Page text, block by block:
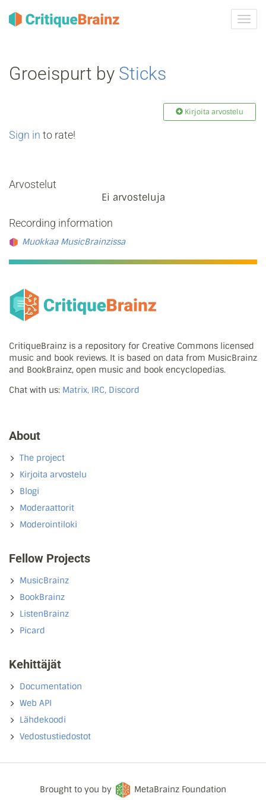
Groeispurt by Sticks
Kirjoita arvostelu
Sign in to rate!
Arvostelut
Ei arvosteluja
Recording information
Muokkaa MusicBrainzissa
CritiqueBrainz is a repository for Creative Commons licensed
music and book reviews. It is based on data from MusicBrainz
and BookBrainz, open music and book encyclopedias.
Chat with us: Matrix, IRC, Discord
About
The project
Kirjoita arvostelu
Blogi
Moderaattorit
Moderointiloki
Fellow Projects
MusicBrainz
BookBrainz
ListenBrainz
Picard
Kehittäjät
Documentation
Web API
Lähdekoodi
Vedostustiedostot
Brought to you by MetaBrainz Foundation